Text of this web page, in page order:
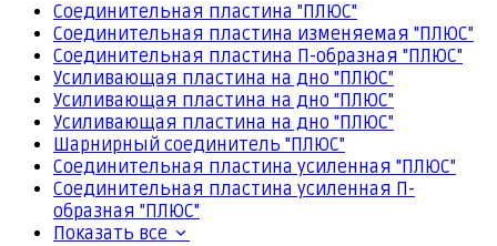
Соединительная пластина "ПЛЮС"
Соединительная пластина изменяемая "ПЛЮС"
Соединительная пластина П-образная "ПЛЮС"
Усиливающая пластина на дно "ПЛЮС"
Усиливающая пластина на дно "ПЛЮС"
Усиливающая пластина на дно "ПЛЮС"
Шарнирный соединитель "ПЛЮС"
Соединительная пластина усиленная "ПЛЮС"
Соединительная пластина усиленная П-
образная "ПЛЮС"
Показать все